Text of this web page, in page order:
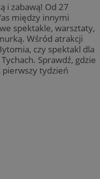
i zabawą! Od 27
między innymi
spektakle, warsztaty,
Wśród atrakcji
czy spektakl dla
Sprawdź, gdzie
pierwszy tydzień